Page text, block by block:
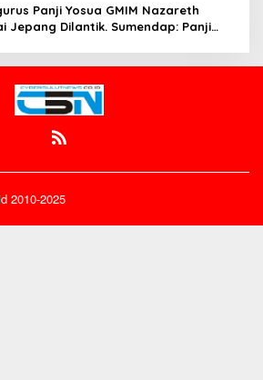
Panji Yosua GMIM Nazareth
Jepang Dilantik. Sumendap: Panji
2010-2025